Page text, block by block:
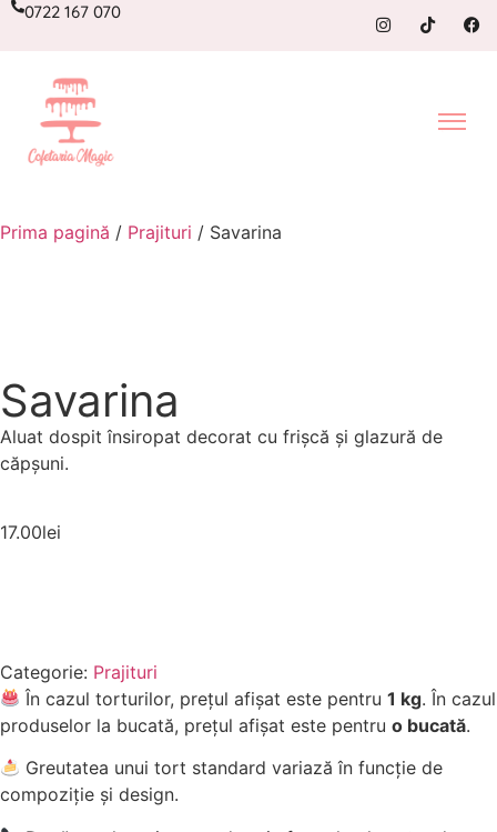
0722 167 070
Prima pagină / Prajituri / Savarina
Savarina
Aluat dospit însiropat decorat cu frișcă și glazură de
căpșuni.
17.00lei
Categorie: Prajituri
În cazul torturilor, prețul afișat este pentru1 kg. În cazul
produselor la bucată, prețul afișat este pentru o bucată.
Greutatea unui tort standard variază în funcție de
compoziție și design.